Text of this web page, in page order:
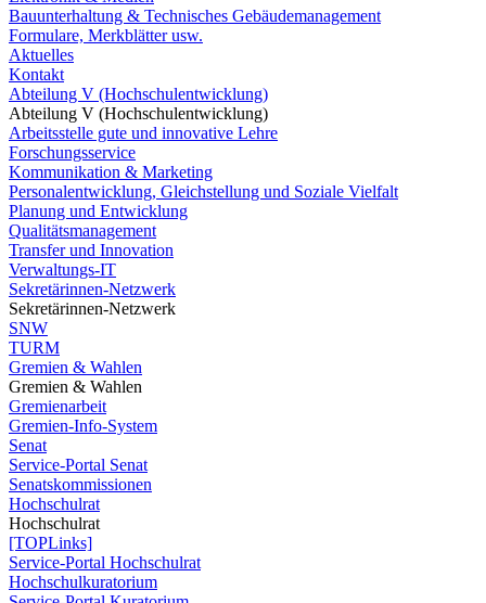
Bauunterhaltung & Technisches Gebäudemanagement
Formulare, Merkblätter usw.
Aktuelles
Kontakt
Abteilung V (Hochschulentwicklung)
Abteilung V (Hochschulentwicklung)
Arbeitsstelle gute und innovative Lehre
Forschungsservice
Kommunikation & Marketing
Personalentwicklung, Gleichstellung und Soziale Vielfalt
Planung und Entwicklung
Qualitätsmanagement
Transfer und Innovation
Verwaltungs-IT
Sekretärinnen-Netzwerk
Sekretärinnen-Netzwerk
SNW
TURM
Gremien & Wahlen
Gremien & Wahlen
Gremienarbeit
Gremien-Info-System
Senat
Service-Portal Senat
Senatskommissionen
Hochschulrat
Hochschulrat
[TOPLinks]
Service-Portal Hochschulrat
Hochschulkuratorium